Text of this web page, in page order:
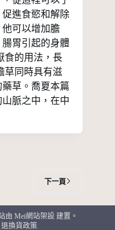
進食慾和解除
可以增加膽
胃引起的身體
食的用法，長
草同時具有滋
草。喬夏本篇
脈之中，在中
下一頁
由 Mei網站架設 建置 。
退換貨政策